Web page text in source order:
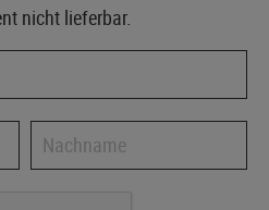
nicht lieferbar.